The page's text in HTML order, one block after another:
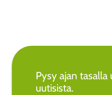
Pysy ajan
uutisista.